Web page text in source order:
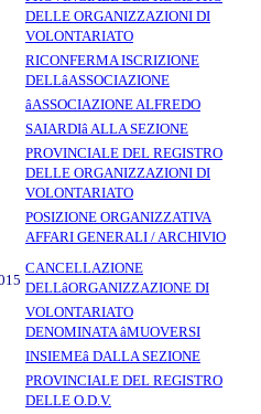
DELLE ORGANIZZAZIONI DI
VOLONTARIATO
RICONFERMA ISCRIZIONE
DELLâASSOCIAZIONE
âASSOCIAZIONE ALFREDO
SAIARDIâ ALLA SEZIONE
PROVINCIALE DEL REGISTRO
DELLE ORGANIZZAZIONI DI
VOLONTARIATO
POSIZIONE ORGANIZZATIVA
AFFARI GENERALI / ARCHIVIO
CANCELLAZIONE
DELLâORGANIZZAZIONE DI
VOLONTARIATO
DENOMINATA âMUOVERSI
INSIEMEâ DALLA SEZIONE
PROVINCIALE DEL REGISTRO
DELLE O.D.V.